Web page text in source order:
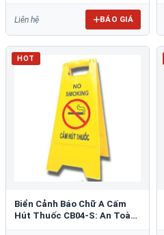
Liên hệ BÁO GIÁ
HOT
Biển Cảnh Báo Chữ A Cấm
Hút Thuốc CB04-S: An Toàn